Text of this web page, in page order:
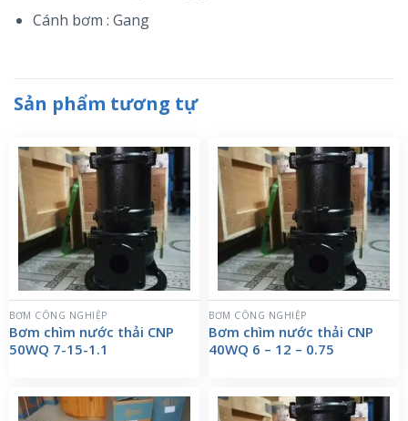
Cánh bơm : Gang
Sản phẩm tương tự
BƠM CÔNG NGHIỆP
Bơm chìm nước thải CNP
50WQ 7-15-1.1
BƠM CÔNG NGHIỆP
Bơm chìm nước thải CNP
40WQ 6 – 12 – 0.75